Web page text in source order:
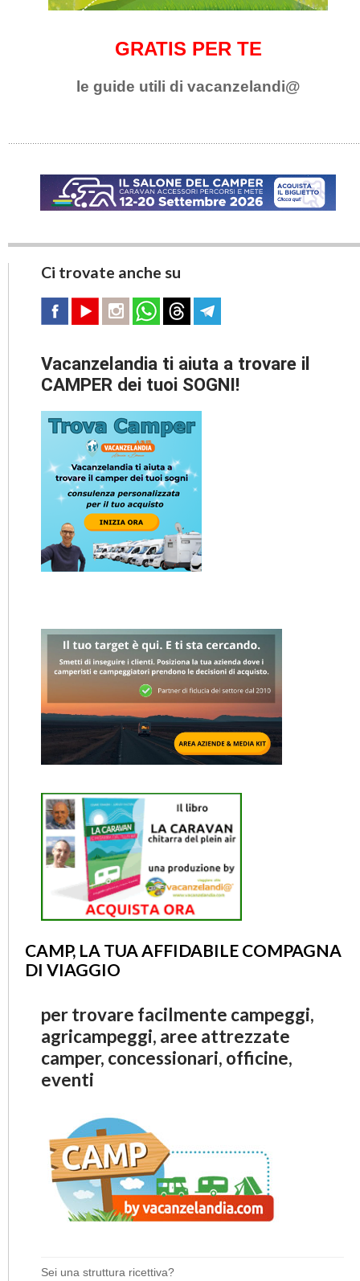
GRATIS PER TE
le guide utili di vacanzelandi@
Ci trovate anche su
Vacanzelandia ti aiuta a trovare il
CAMPER dei tuoi SOGNI!
CAMP, LA TUA AFFIDABILE COMPAGNA
DI VIAGGIO
per trovare facilmente campeggi,
agricampeggi, aree attrezzate
camper, concessionari, officine,
eventi
Sei una struttura ricettiva?